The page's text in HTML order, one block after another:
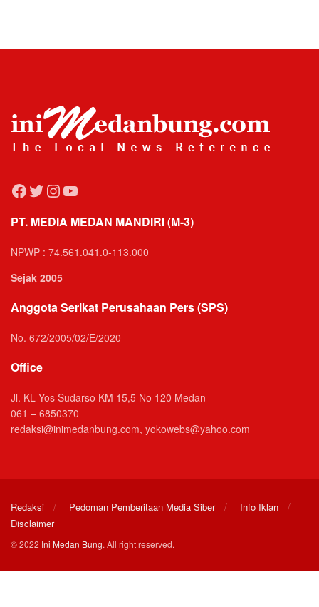
Facebook
Twitter
Instagram
YouTube
PT. MEDIA MEDAN MANDIRI (M-3)
NPWP : 74.561.041.0-113.000
Sejak 2005
Anggota Serikat Perusahaan Pers (SPS)
No. 672/2005/02/E/2020
Office
Jl. KL Yos Sudarso KM 15,5 No 120 Medan
061 – 6850370
redaksi@inimedanbung.com, yokowebs@yahoo.com
Redaksi Pedoman Pemberitaan Media Siber
Info Iklan
Disclaimer
© 2022 Ini Medan Bung. All right reserved.